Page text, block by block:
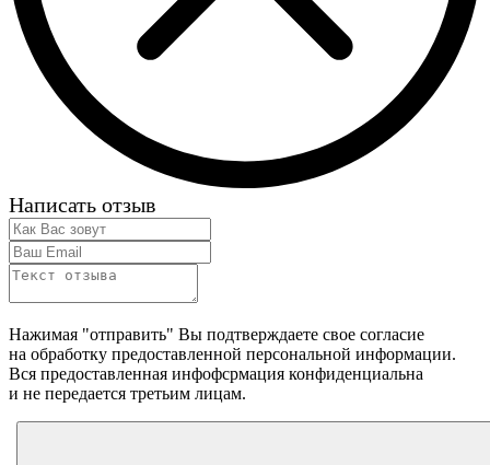
Написать отзыв
Нажимая "отправить" Вы подтверждаете свое согласие
на обработку предоставленной персональной информации.
Вся предоставленная инфофсрмация конфиденциальна
и не передается третьим лицам.